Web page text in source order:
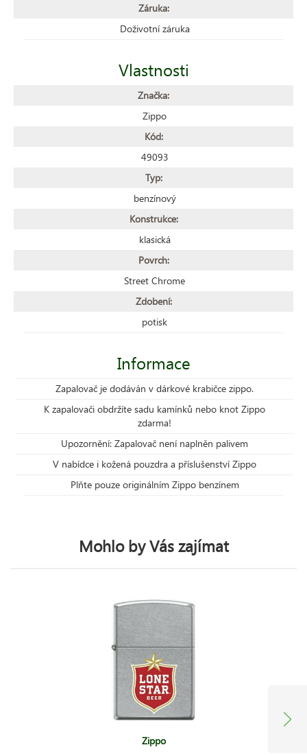
Záruka:
Doživotní záruka
Vlastnosti
Značka:
Zippo
Kód:
49093
Typ:
benzínový
Konstrukce:
klasická
Povrch:
Street Chrome
Zdobení:
potisk
Informace
Zapalovač je dodáván v dárkové krabičce zippo.
K zapalovači obdržíte sadu kamínků nebo knot Zippo
zdarma!
Upozornění: Zapalovač není naplněn palivem
V nabídce i kožená pouzdra a příslušenství Zippo
Plňte pouze originálním Zippo benzínem
Mohlo by Vás zajímat
Zippo